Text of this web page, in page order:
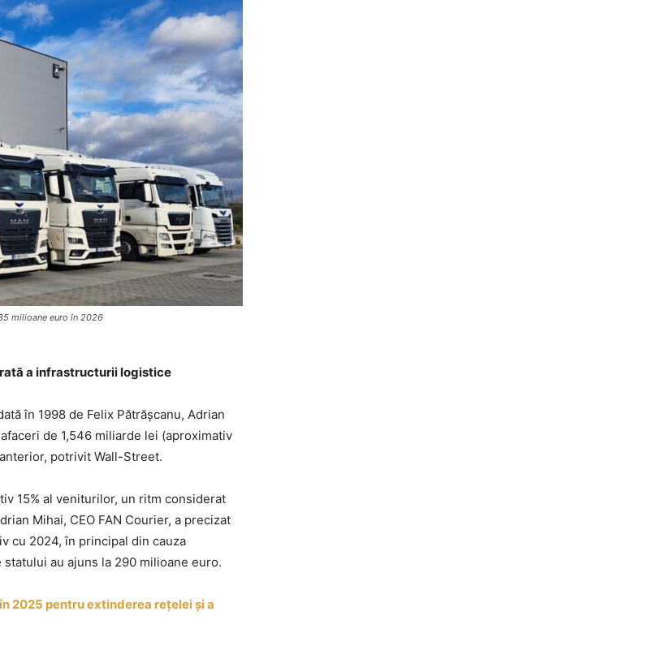
milioane euro în 2026
a infrastructurii logistice
în 1998 de Felix Pătrășcanu, Adrian
de 1,546 miliarde lei (aproximativ
potrivit Wall-Street.
15% al veniturilor, un ritm considerat
Mihai, CEO FAN Courier, a precizat
cu 2024, în principal din cauza
au ajuns la 290 milioane euro.
2025 pentru extinderea rețelei și a